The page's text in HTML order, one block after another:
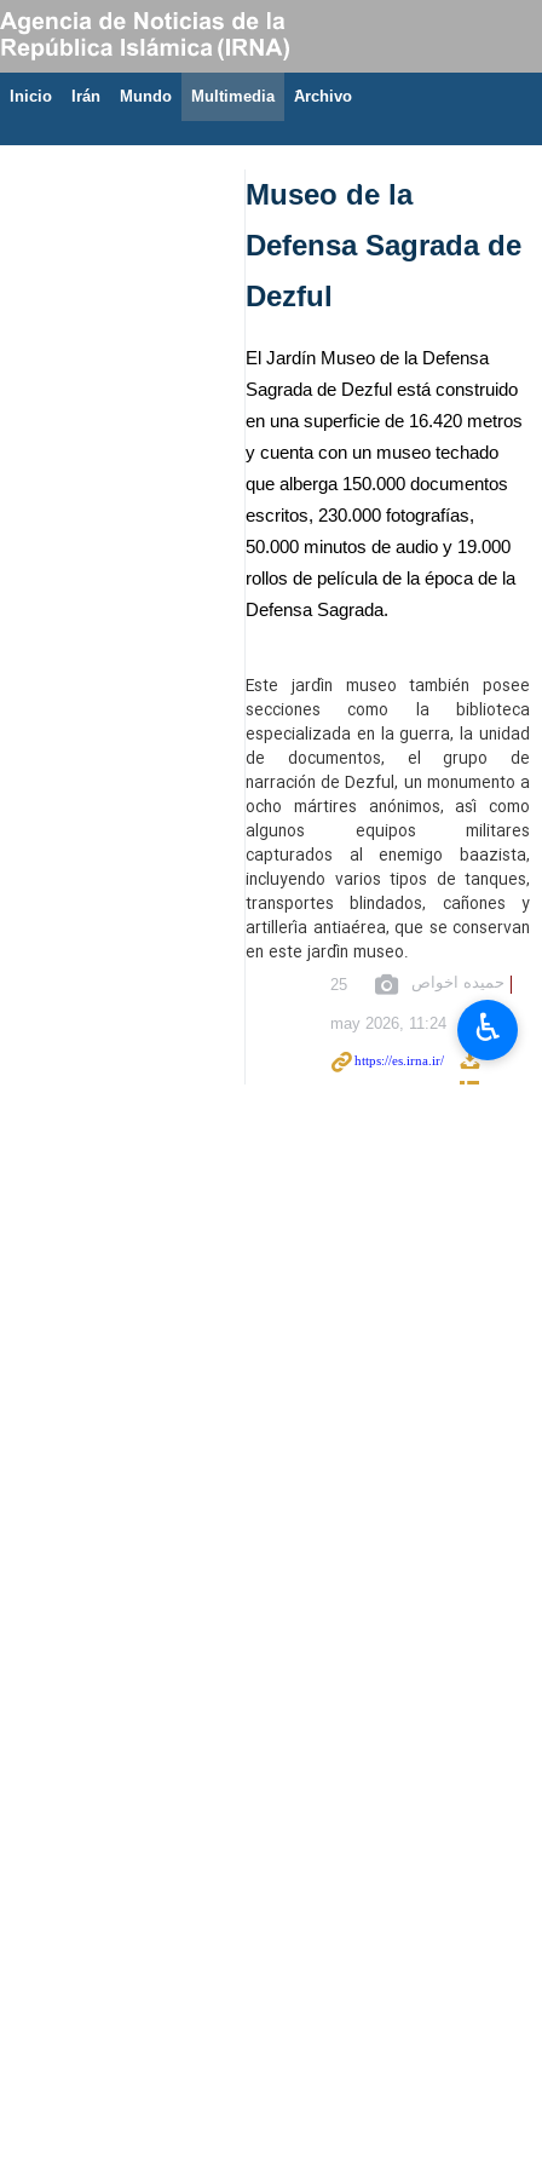
Inicio Irán Mundo Multimedia َArchivo
Museo de la
Defensa Sagrada de
Dezful
El Jardín Museo de la Defensa
Sagrada de Dezful está construido
en una superficie de 16.420 metros
y cuenta con un museo techado
que alberga 150.000 documentos
escritos, 230.000 fotografías,
50.000 minutos de audio y 19.000
rollos de película de la época de la
Defensa Sagrada.
Este jardín museo también posee
secciones como la biblioteca
especializada en la guerra, la unidad
de documentos, el grupo de
narración de Dezful, un monumento a
ocho mártires anónimos, así como
algunos equipos militares
capturados al enemigo baazista,
incluyendo varios tipos de tanques,
transportes blindados, cañones y
artillería antiaérea, que se conservan
en este jardín museo.
حمیده اخواص 25
may 2026, 11:24 ♿︎